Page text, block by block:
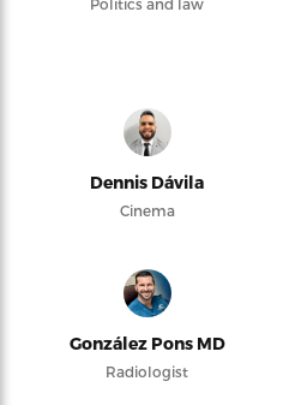
Dennis Dávila
Cinema
González Pons MD
Radiologist